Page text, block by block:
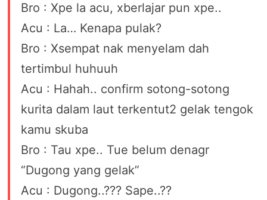
Bro : Xpe la acu, xberlajar pun xpe..
Acu : La… Kenapa pulak?
Bro : Xsempat nak menyelam dah
tertimbul huhuuh
Acu : Hahah.. confirm sotong-sotong
kurita dalam laut terkentut2 gelak tengok
kamu skuba
Bro : Tau xpe.. Tue belum denagr
“Dugong yang gelak”
Acu : Dugong..??? Sape..??